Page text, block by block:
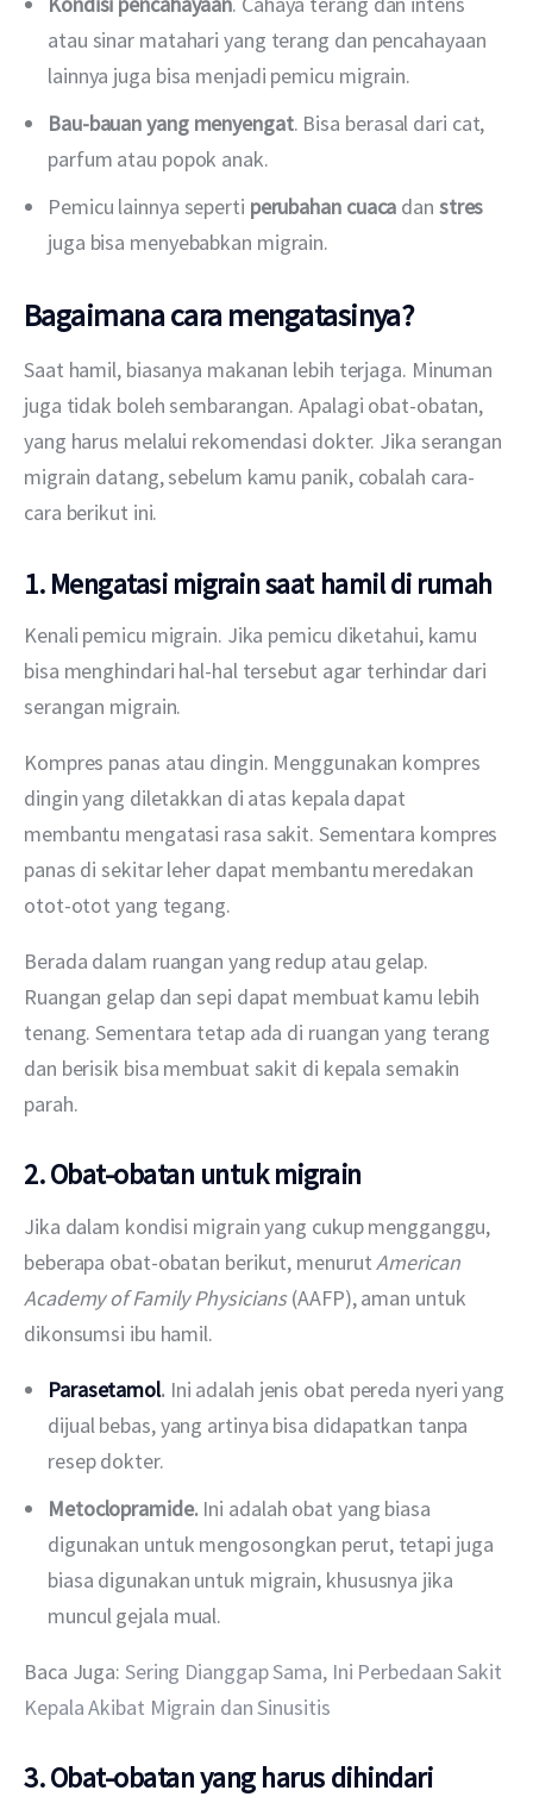
atau sinar matahari yang terang dan pencahayaan
lainnya juga bisa menjadi pemicu migrain.
Bau-bauan yang menyengat. Bisa berasal dari cat,
parfum atau popok anak.
Pemicu lainnya seperti perubahan cuaca dan stres
juga bisa menyebabkan migrain.
Bagaimana cara mengatasinya?
Saat hamil, biasanya makanan lebih terjaga. Minuman
juga tidak boleh sembarangan. Apalagi obat-obatan,
yang harus melalui rekomendasi dokter. Jika serangan
migrain datang, sebelum kamu panik, cobalah cara-
cara berikut ini.
1. Mengatasi migrain saat hamil di rumah
Kenali pemicu migrain. Jika pemicu diketahui, kamu
bisa menghindari hal-hal tersebut agar terhindar dari
serangan migrain.
Kompres panas atau dingin. Menggunakan kompres
dingin yang diletakkan di atas kepala dapat
membantu mengatasi rasa sakit. Sementara kompres
panas di sekitar leher dapat membantu meredakan
otot-otot yang tegang.
Berada dalam ruangan yang redup atau gelap.
Ruangan gelap dan sepi dapat membuat kamu lebih
tenang. Sementara tetap ada di ruangan yang terang
dan berisik bisa membuat sakit di kepala semakin
parah.
2. Obat-obatan untuk migrain
Jika dalam kondisi migrain yang cukup mengganggu,
beberapa obat-obatan berikut, menurut American
Academy of Family Physicians (AAFP), aman untuk
dikonsumsi ibu hamil.
Parasetamol.Ini adalah jenis obat pereda nyeri yang
dijual bebas, yang artinya bisa didapatkan tanpa
resep dokter.
Metoclopramide.Ini adalah obat yang biasa
digunakan untuk mengosongkan perut, tetapi juga
biasa digunakan untuk migrain, khususnya jika
muncul gejala mual.
Baca Juga: Sering Dianggap Sama, Ini Perbedaan Sakit
Kepala Akibat Migrain dan Sinusitis
3. Obat-obatan yang harus dihindari